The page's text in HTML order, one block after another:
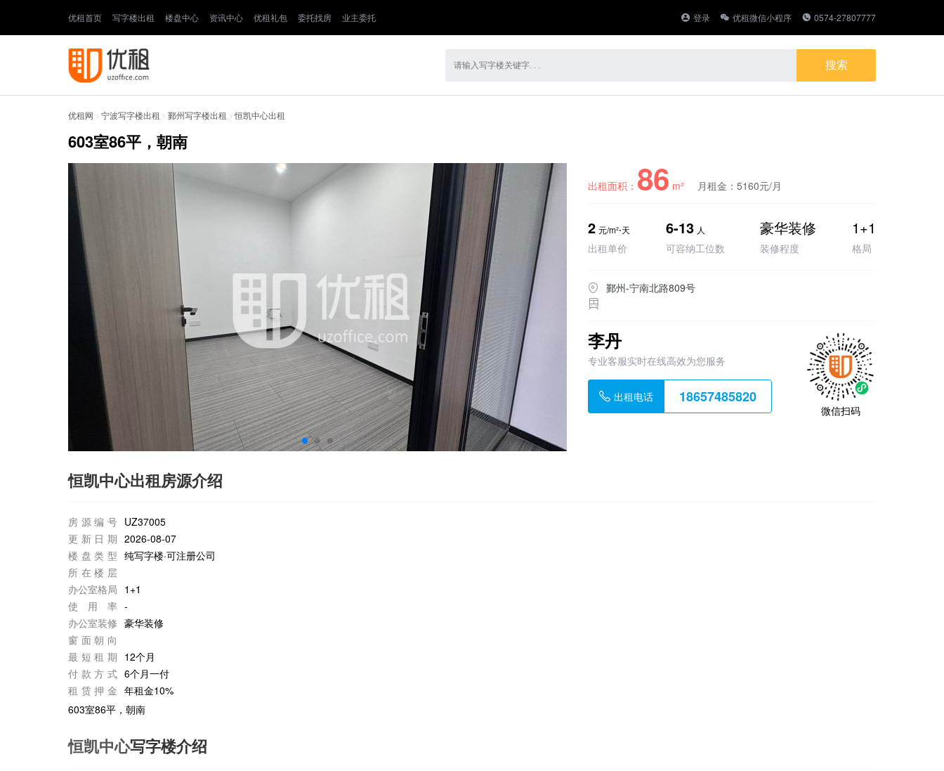
优租首页 写字楼出租 楼盘中心 资讯中心 优租礼包 委托找房 业主委托 登录 优租微信小程序 0574-27807777
优租网 > 宁波写字楼出租 > 鄞州写字楼出租 > 恒凯中心出租
603室86平，朝南
出租面积： 86 m² 月租金：5160元/月
2 元/m²⋅天
出租单价
6-13 人
可容纳工位数
豪华装修
装修程度
1+1
格局
鄞州-宁南北路809号
李丹
专业客服实时在线高效为您服务
出租电话 18657485820
微信扫码
恒凯中心出租房源介绍
房源编号 UZ37005
更新日期 2026-08-07
楼盘类型 纯写字楼·可注册公司
所在楼层
办公室格局 1+1
使用率 -
办公室装修 豪华装修
窗面朝向
最短租期 12个月
付款方式 6个月一付
租赁押金 年租金10%
603室86平，朝南
恒凯中心写字楼介绍